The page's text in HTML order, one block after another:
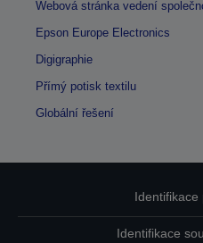
Webová stránka vedení
Epson Europe Electronics
Digigraphie
Přímý potisk textilu
Globální řešení
Identifikace
Identifikace